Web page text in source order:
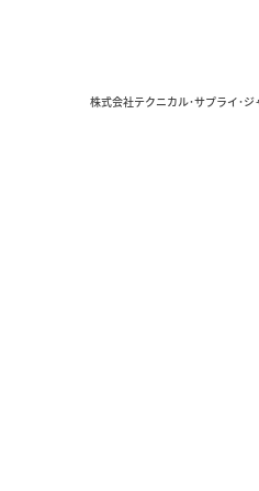
株式会社テクニカル･サプライ･ジ